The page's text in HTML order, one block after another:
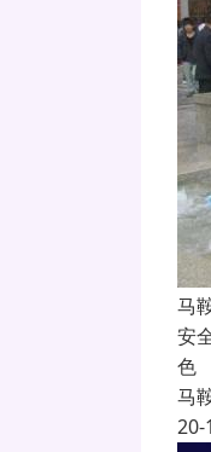
马
安
色
马
20-